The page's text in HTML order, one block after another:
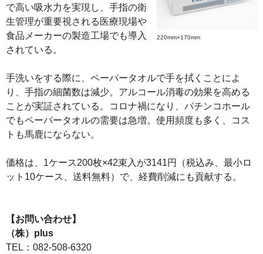
220mm×170mm
で高い吸水力を実現し、手指の衛
生管理が重要視される医療現場や
食品メーカーの製造工場でも導入
されている。
手洗いをする際に、ペーパータオルで手を拭くことによ
り、手指の細菌数は減少。アルコール消毒の効果を高める
ことが実証されている。コロナ禍になり、パチンコホール
でもペーパータオルの需要は急増。使用頻度も多く、コス
トも馬鹿にならない。
価格は、1ケース200枚×42束入が3141円（税込み、最小ロ
ット10ケース、送料無料）で、経費削減にも貢献する。
【お問い合わせ】
（株）plus
TEL：082-508-6320